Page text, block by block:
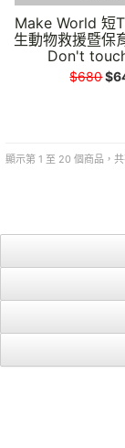
Make World 短
生動物救援暨保
Don't
$680
顯示第 1 至 20 個商品，